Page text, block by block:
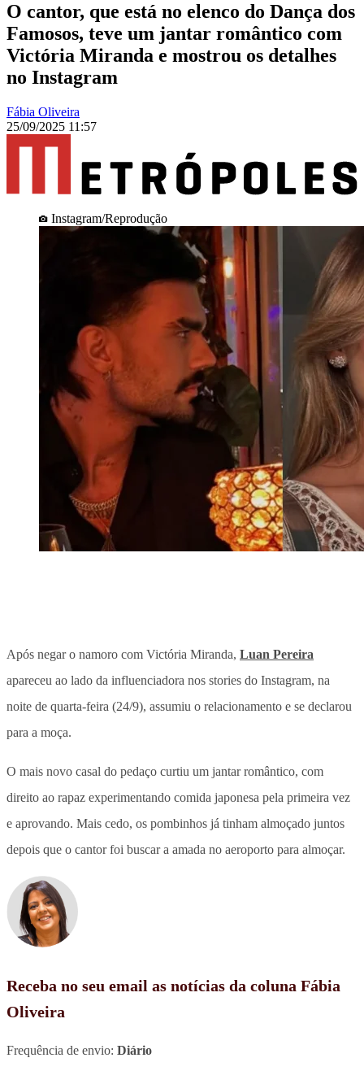
O cantor, que está no elenco do Dança dos
Famosos, teve um jantar romântico com
Victória Miranda e mostrou os detalhes
no Instagram
Fábia Oliveira
25/09/2025 11:57
Instagram/Reprodução
Após negar o namoro com Victória Miranda, Luan Pereira
apareceu ao lado da influenciadora nos stories do Instagram, na
noite de quarta-feira (24/9), assumiu o relacionamento e se declarou
para a moça.
O mais novo casal do pedaço curtiu um jantar romântico, com
direito ao rapaz experimentando comida japonesa pela primeira vez
e aprovando. Mais cedo, os pombinhos já tinham almoçado juntos
depois que o cantor foi buscar a amada no aeroporto para almoçar.
Receba no seu email as notícias da coluna Fábia
Oliveira
Frequência de envio: Diário